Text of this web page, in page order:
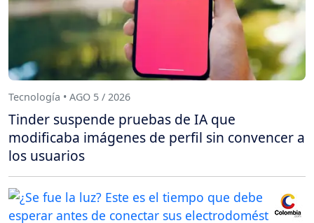
Tecnología • AGO 5 / 2026
Tinder suspende pruebas de IA que
modificaba imágenes de perfil sin convencer a
los usuarios